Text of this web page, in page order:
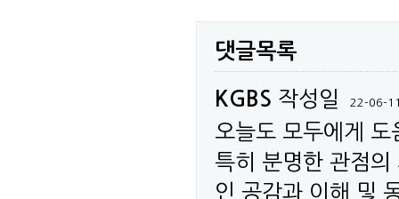
댓글목록
KGBS 작성일 22-06-
오늘도 모두에게
특히 분명한 관점
인 공감과 이해 및